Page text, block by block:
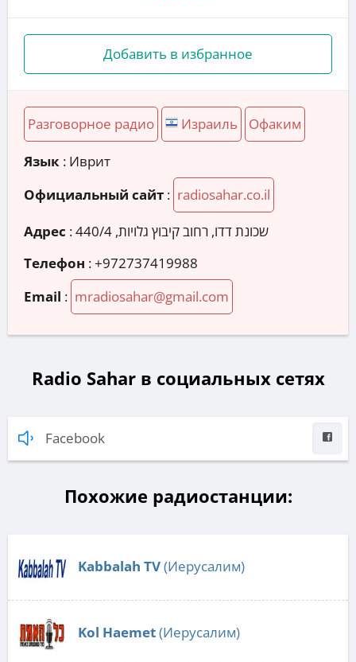
Добавить в избранное
Разговорное радио Израиль Офаким
Язык : Иврит
Официальный сайт : radiosahar.co.il
Адрес :
Телефон :+972737419988
Email : mradiosahar@gmail.com
Radio Sahar в социальных сетях
Facebook
Похожие радиостанции:
Kabbalah TV(Иерусалим)
Kol Haemet(Иерусалим)